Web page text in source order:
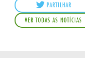
PARTILHAR
VER TODAS AS NOTÍCIAS